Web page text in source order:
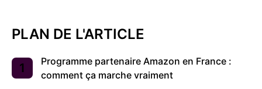
PLAN DE L'ARTICLE
Programme partenaire Amazon en France :
comment ça marche vraiment